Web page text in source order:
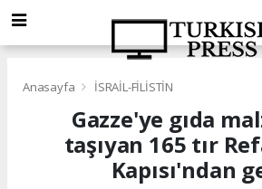
Anasayfa İSRAİL-FİLİSTİN
Gazze'ye gıda
taşıyan 165 tır
Kapısı'ndan